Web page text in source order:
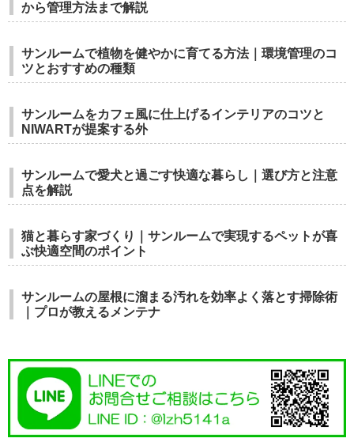
から管理方法まで解説
サンルームで植物を健やかに育てる方法｜環境管理のコ
ツとおすすめの種類
サンルームをカフェ風に仕上げるインテリアのコツと
NIWARTが提案する外
サンルームで愛犬と過ごす快適な暮らし｜選び方と注意
点を解説
猫と暮らす家づくり｜サンルームで実現するペットが喜
ぶ快適空間のポイント
サンルームの屋根に溜まる汚れを効率よく落とす掃除術
｜プロが教えるメンテナ